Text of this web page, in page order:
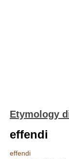
Etymology
effendi
effendi